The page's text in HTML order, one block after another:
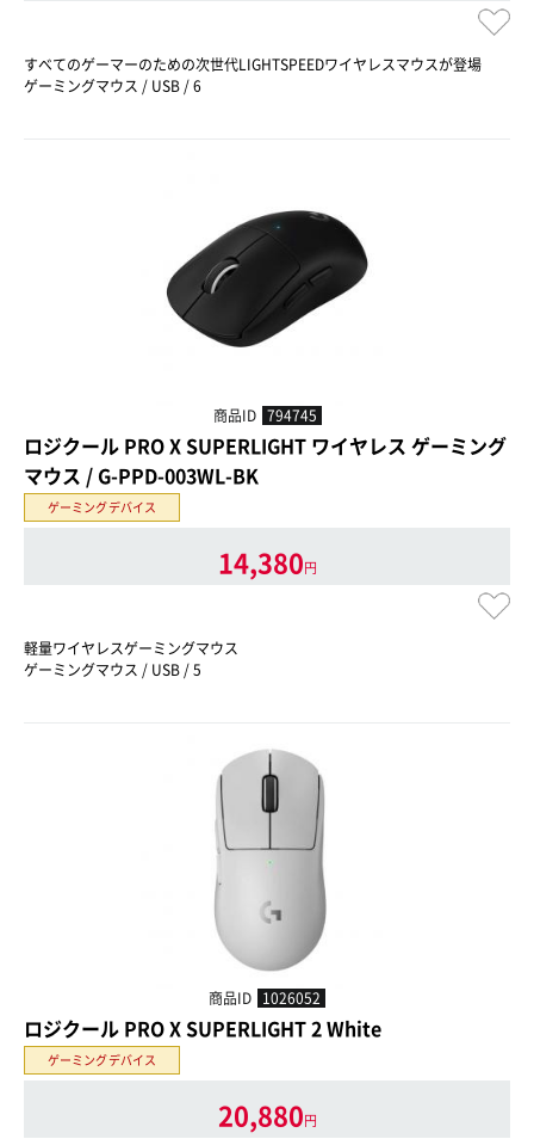
すべてのゲーマーのための次世代LIGHTSPEEDワイヤレスマウスが登場
ゲーミングマウス / USB / 6
商品ID 794745
ロジクール PRO X SUPERLIGHT ワイヤレス ゲーミング
マウス / G-PPD-003WL-BK
ゲーミングデバイス
14,380円
軽量ワイヤレスゲーミングマウス
ゲーミングマウス / USB / 5
商品ID 1026052
ロジクール PRO X SUPERLIGHT 2 White
ゲーミングデバイス
20,880円